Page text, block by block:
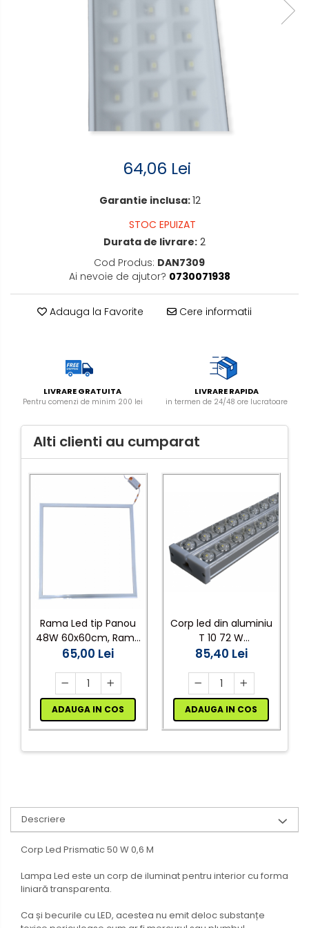
Proiectoare LED
exterior
Spoturi led pe sina
Alimentatoare/Drivere
Bară alimentare nul
Cablu electric, canal cablu
electrice/Morsete/reglete
Doze
Dulii/Dulie adaptor
Electrocasnice de mici
dimensiuni
Mufe,Accesorii TV
Multimetru Digital
Prelungitoare/Derulatoare
Întrerupătoare/Comutatoare
Corpuri Led lineare
64,06 Lei
Garantie inclusa:12
STOC EPUIZAT
Durata de livrare: 2
Cod Produs: DAN7309
Ai nevoie de ajutor? 0730071938
Adauga la Favorite Cere informatii
LIVRARE GRATUITA
Pentru comenzi de minim 200 lei
LIVRARE RAPIDA
in termen de 24/48 ore lucratoare
Alti clienti au cumparat
Rama Led tip Panou
48W 60x60cm, Ramă
Albă, Metal de 27mm
65,00 Lei
ADAUGA IN COS
Corp led din aluminiu
T 10 72 W
interconectabil 6500K
85,40 Lei
ADAUGA IN COS
Descriere
Corp Led Prismatic 50 W 0,6 M
Lampa Led este un corp de iluminat pentru interior cu forma
liniară transparenta.
Ca și becurile cu LED, acestea nu emit deloc substanțe